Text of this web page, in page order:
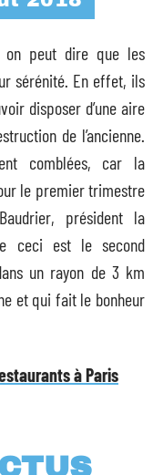
on peut dire que les
sérénité. En effet, ils
disposer d’une aire
de l’ancienne.
comblées, car la
le premier trimestre
président la
ceci est le second
un rayon de 3 km
et qui fait le bonheur
à Paris